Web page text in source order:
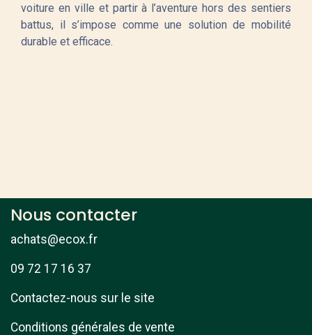
voiture en ville et partir à l’aventure hors des sentiers
battus, il s’impose comme une solution de mobilité
durable et efficace.
Nous contacter
achats@ecox.fr
09 72 17 16 37
Contactez-nous sur le site
Conditions générales de vente